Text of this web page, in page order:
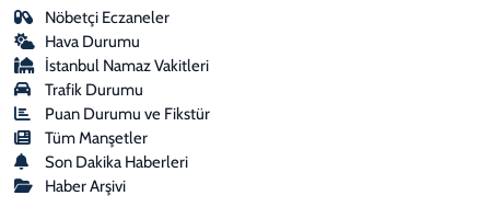
Nöbetçi Eczaneler
Hava Durumu
İstanbul Namaz Vakitleri
Trafik Durumu
Puan Durumu ve Fikstür
Tüm Manşetler
Son Dakika Haberleri
Haber Arşivi